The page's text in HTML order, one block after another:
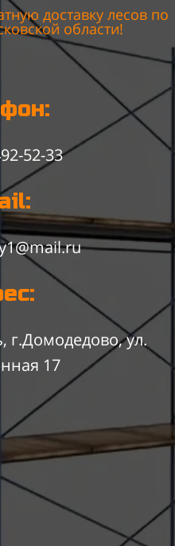
доставку лесов по
области!
52-33
г.Домодедово, ул.
17